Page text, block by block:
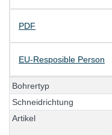
PDF
EU-Resposible Person
Bohrertyp
Schneidrichtung
Artikel